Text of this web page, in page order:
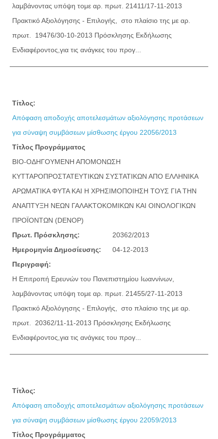
λαμβάνοντας υπόψη τoμε αρ. πρωτ. 21411/17-11-2013
Πρακτικό Αξιολόγησης - Επιλογής, στο πλαίσιο της με αρ.
πρωτ. 19476/30-10-2013 Πρόσκλησης Εκδήλωσης
Ενδιαφέροντος,για τις ανάγκες του προγ...
Τίτλος:
Απόφαση αποδοχής αποτελεσμάτων αξιολόγησης προτάσεων
για σύναψη συμβάσεων μίσθωσης έργου 22056/2013
Τίτλος Προγράμματος
ΒΙΟ-ΟΔΗΓΟΥΜΕΝΗ ΑΠΟΜΟΝΩΣΗ
ΚΥΤΤΑΡΟΠΡΟΣΤΑΤΕΥΤΙΚΩΝ ΣΥΣΤΑΤΙΚΩΝ ΑΠΟ ΕΛΛΗΝΙΚΑ
ΑΡΩΜΑΤΙΚΑ ΦΥΤΑ ΚΑΙ Η ΧΡΗΣΙΜΟΠΟΙΗΣΗ ΤΟΥΣ ΓΙΑ ΤΗΝ
ΑΝΑΠΤΥΞΗ ΝΕΩΝ ΓΑΛΑΚΤΟΚΟΜΙΚΩΝ ΚΑΙ ΟΙΝΟΛΟΓΙΚΩΝ
ΠΡΟΪΟΝΤΩΝ (DENOP)
Πρωτ. Πρόσκλησης:
20362/2013
Ημερομηνία Δημοσίευσης:
04-12-2013
Περιγραφή:
Η Επιτροπή Ερευνών του Πανεπιστημίου Ιωαννίνων,
λαμβάνοντας υπόψη τoμε αρ. πρωτ. 21455/27-11-2013
Πρακτικό Αξιολόγησης - Επιλογής, στο πλαίσιο της με αρ.
πρωτ. 20362/11-11-2013 Πρόσκλησης Εκδήλωσης
Ενδιαφέροντος,για τις ανάγκες του προγ...
Τίτλος:
Απόφαση αποδοχής αποτελεσμάτων αξιολόγησης προτάσεων
για σύναψη συμβάσεων μίσθωσης έργου 22059/2013
Τίτλος Προγράμματος